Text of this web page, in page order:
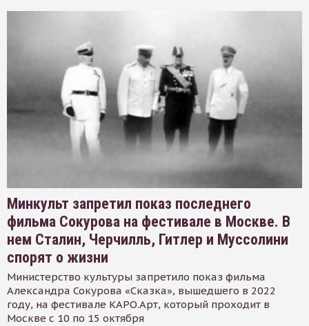
Минкульт запретил показ последнего
фильма Сокурова на фестивале в Москве. В
нем Сталин, Черчилль, Гитлер и Муссолини
спорят о жизни
Министерство культуры запретило показ фильма
Александра Сокурова «Сказка», вышедшего в 2022
году, на фестивале КАРО.Арт, который проходит в
Москве с 10 по 15 октября